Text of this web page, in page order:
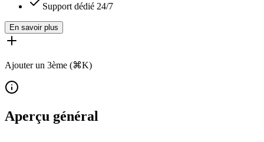
Support dédié 24/7
En savoir plus
Ajouter un 3ème (⌘K)
Aperçu général